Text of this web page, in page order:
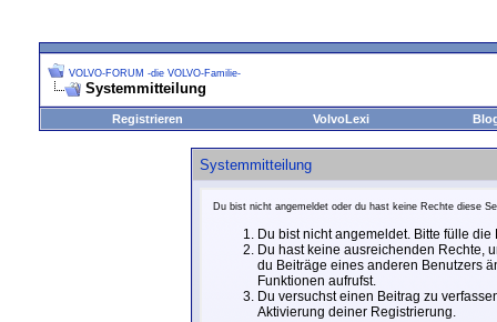
VOLVO-FORUM -die VOLVO-Familie-
Systemmitteilung
Registrieren VolvoLexi
Systemmitteilung
Du bist nicht angemeldet oder du hast keine Rechte diese
Du bist nicht angemeldet. Bitte fülle
Du hast keine ausreichenden Rechte,
du Beiträge eines anderen Benutzers
Funktionen aufrufst.
Du versuchst einen Beitrag zu
Aktivierung deiner Registrierung.